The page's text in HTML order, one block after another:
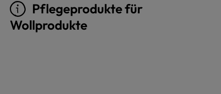
Pflegeprodukte für
Wollprodukte